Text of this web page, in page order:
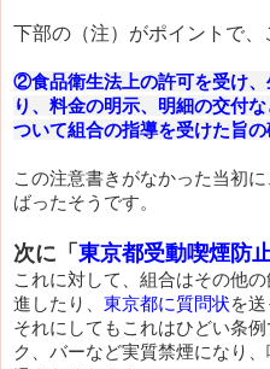
下部の（注）がポイントで、
②食品衛生法上の許可を受け
り、料金の明示、明細の交付
ついて組合の指導を受けた旨
この注意書きがなかった当初
ばったそうです。
次に「 東京都受動喫煙防
これに対して、組合はその他
進したり、 東京都に質問状を
それにしてもこれはひどい条
ク、バーなど実質禁煙になり